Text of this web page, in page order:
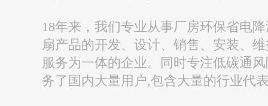
18年来，我们专业从事厂房环保省电
扇产品的开发、设计、销售、安装、
服务为一体的企业。同时专注低碳通
务了国内大量用户,包含大量的行业代